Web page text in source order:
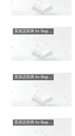
英単語辞典 for Beginners
英単語辞典 for Beginners
英単語辞典 for Beginners